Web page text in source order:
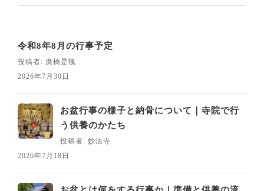
令和8年8月の行事予定
投稿者: 廣橋是颯
2026年7月30日
お盆行事の様子と納骨について｜寺院で行
う供養のかたち
投稿者: 妙法寺
2026年7月18日